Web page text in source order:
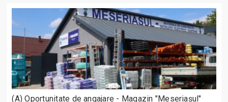
(A) Oportunitate de angajare - Magazin "Meseriașul"